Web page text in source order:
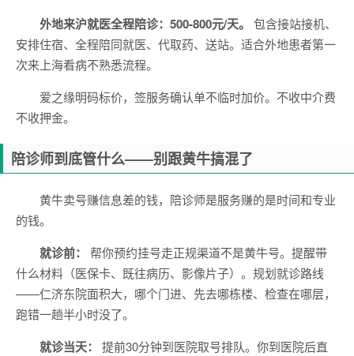
外地来沪就医全程陪诊：500-800元/天。
包含接站接机、
安排住宿、全程陪同就医、代取药、送站。适合外地患者第一
次来上海看病不熟悉流程。
爱之缘明码标价，签服务确认单不临时加价。不收中介费
不收押金。
陪诊师到底管什么——别跟黄牛搞混了
黄牛卖号赚信息差的钱，陪诊师是服务赚的是时间和专业
的钱。
就诊前：
帮你预约挂号走正规渠道不是黄牛号。提醒带
什么材料（医保卡、既往病历、影像片子）。规划就诊路线
——仁济东院面积大，哪个门进、先去哪栋楼、检查在哪层，
跑错一趟半小时没了。
就诊当天：
提前30分钟到医院取号排队。你到医院后直